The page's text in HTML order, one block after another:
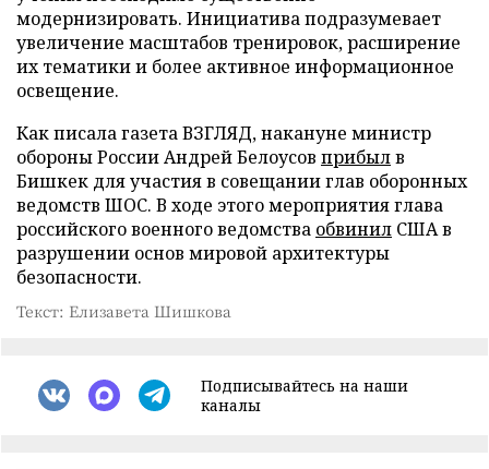
модернизировать. Инициатива подразумевает
увеличение масштабов тренировок, расширение
их тематики и более активное информационное
освещение.
Как писала газета ВЗГЛЯД, накануне министр
обороны России Андрей Белоусов прибылв
Бишкек для участия в совещании глав оборонных
ведомств ШОС. В ходе этого мероприятия глава
российского военного ведомства обвинил США в
разрушении основ мировой архитектуры
безопасности.
Текст: Елизавета Шишкова
Подписывайтесь на наши
каналы